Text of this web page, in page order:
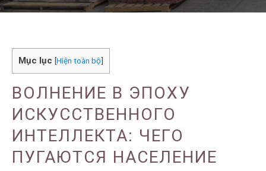
Mục lục [Hiện toàn bộ]
ВОЛНЕНИЕ В ЭПОХУ
ИСКУССТВЕННОГО
ИНТЕЛЛЕКТА: ЧЕГО
ПУГАЮТСЯ НАСЕЛЕНИЕ